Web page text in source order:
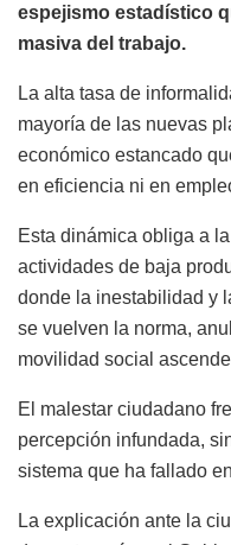
espejismo estadístico
masiva del trabajo.
La alta tasa de
mayoría de las nuevas
económico estancado
en eficiencia ni en
Esta dinámica obliga a
actividades de baja
donde la inestabilidad y
se vuelven la norma,
movilidad social
El malestar ciudadano
percepción infundada,
sistema que ha fallado
La explicación ante la